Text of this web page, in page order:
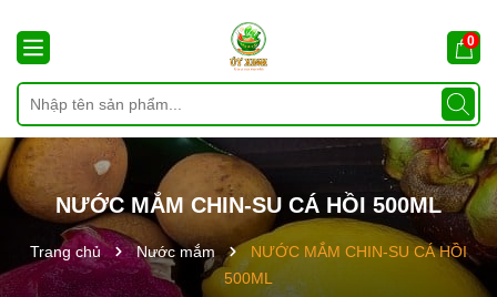
0
NƯỚC MẮM CHIN-SU CÁ HỒI 500ML
Trang chủ Nước mắm
NƯỚC MẮM CHIN-SU CÁ HỒI
500ML